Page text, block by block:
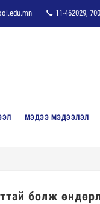
11-462029,
МЭДЭЭ МЭДЭЭЛЭЛ
болж